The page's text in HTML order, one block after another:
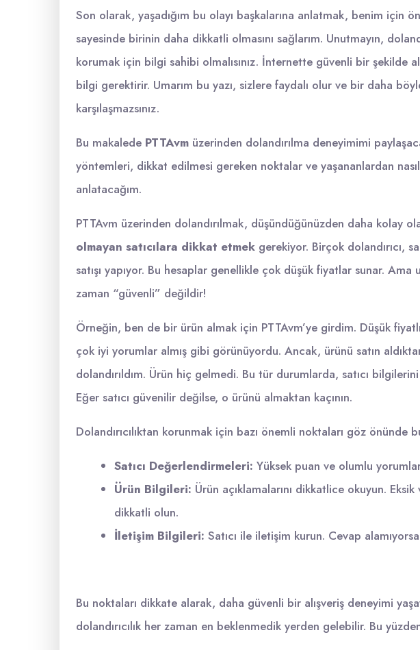
Son olarak, yaşadığım bu olayı başkalarına anlatmak, benim için
sayesinde birinin daha dikkatli olmasını sağlarım. Unutmayın,
korumak için bilgi sahibi olmalısınız. İnternette güvenli bir şekilde
bilgi gerektirir. Umarım bu yazı, sizlere faydalı olur ve bir daha
karşılaşmazsınız.
Bu makalede PTTAvm üzerinden dolandırılma deneyimimi
yöntemleri, dikkat edilmesi gereken noktalar ve yaşananlardan
anlatacağım.
PTTAvm üzerinden dolandırılmak, düşündüğünüzden daha kolay
olmayan satıcılara dikkat etmek gerekiyor. Birçok dolandırıcı,
satışı yapıyor. Bu hesaplar genellikle çok düşük fiyatlar sunar. Ama
zaman “güvenli” değildir!
Örneğin, ben de bir ürün almak için PTTAvm’ye girdim. Düşük
çok iyi yorumlar almış gibi görünüyordu. Ancak, ürünü satın
dolandırıldım. Ürün hiç gelmedi. Bu tür durumlarda, satıcı
Eğer satıcı güvenilir değilse, o ürünü almaktan kaçının.
Dolandırıcılıktan korunmak için bazı önemli noktaları göz önünde
Satıcı Değerlendirmeleri: Yüksek puan ve olumlu
Ürün Bilgileri: Ürün açıklamalarını dikkatlice okuyun. Eksik
dikkatli olun.
İletişim Bilgileri: Satıcı ile iletişim kurun. Cevap
Bu noktaları dikkate alarak, daha güvenli bir alışveriş deneyimi
dolandırıcılık her zaman en beklenmedik yerden gelebilir. Bu